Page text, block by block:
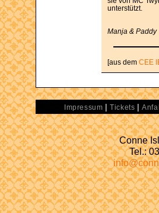
unterstützt.
Manja & Paddy
[aus dem CEE
Impressum | Tickets |
Conne
Tel.: